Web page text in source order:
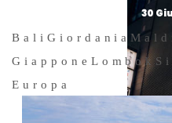
30
Bali Giordania
Giappone Lombok
Europa